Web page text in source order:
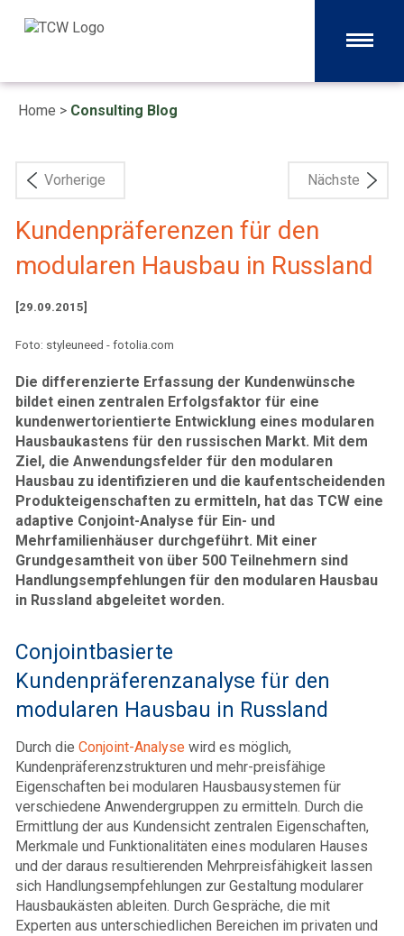
Home > Consulting Blog
Vorherige Nächste
Kundenpräferenzen für den
modularen Hausbau in Russland
[29.09.2015]
Foto: styleuneed - fotolia.com
Die differenzierte Erfassung der Kundenwünsche
bildet einen zentralen Erfolgsfaktor für eine
kundenwertorientierte Entwicklung eines modularen
Hausbaukastens für den russischen Markt. Mit dem
Ziel, die Anwendungsfelder für den modularen
Hausbau zu identifizieren und die kaufentscheidenden
Produkteigenschaften zu ermitteln, hat das TCW eine
adaptive Conjoint-Analyse für Ein- und
Mehrfamilienhäuser durchgeführt. Mit einer
Grundgesamtheit von über 500 Teilnehmern sind
Handlungsempfehlungen für den modularen Hausbau
in Russland abgeleitet worden.
Conjointbasierte
Kundenpräferenzanalyse für den
modularen Hausbau in Russland
Durch die Conjoint-Analyse wird es möglich,
Kundenpräferenzstrukturen und mehr-preisfähige
Eigenschaften bei modularen Hausbausystemen für
verschiedene Anwendergruppen zu ermitteln. Durch die
Ermittlung der aus Kundensicht zentralen Eigenschaften,
Merkmale und Funktionalitäten eines modularen Hauses
und der daraus resultierenden Mehrpreisfähigkeit lassen
sich Handlungsempfehlungen zur Gestaltung modularer
Hausbaukästen ableiten. Durch Gespräche, die mit
Experten aus unterschiedlichen Bereichen im privaten und